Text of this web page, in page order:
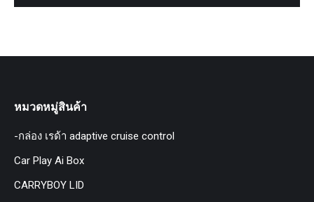
หมวดหมู่สินค้า
-กล่อง เรด้า adaptive cruise control
Car Play Ai Box
CARRYBOY LID